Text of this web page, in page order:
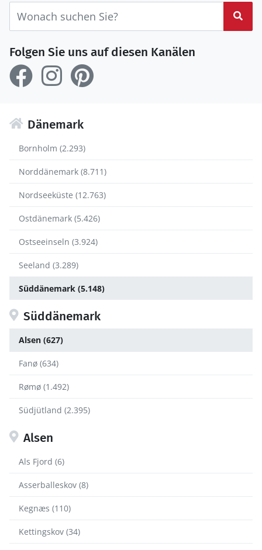
Folgen Sie uns auf diesen Kanälen
Dänemark
Bornholm (2.293)
Norddänemark (8.711)
Nordseeküste (12.763)
Ostdänemark (5.426)
Ostseeinseln (3.924)
Seeland (3.289)
Süddänemark (5.148)
Süddänemark
Alsen (627)
Fanø (634)
Rømø (1.492)
Südjütland (2.395)
Alsen
Als Fjord (6)
Asserballeskov (8)
Kegnæs (110)
Kettingskov (34)